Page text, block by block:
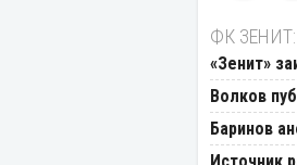
ФК
«Зенит»
Волков
Баринов